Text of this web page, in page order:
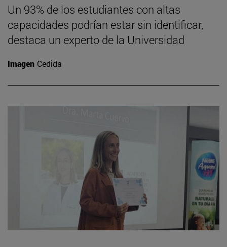
Un 93% de los estudiantes con altas
capacidades podrían estar sin identificar,
destaca un experto de la Universidad
Imagen Cedida